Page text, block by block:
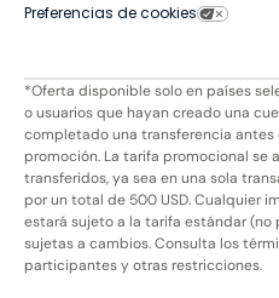
Preferencias de cookies
*Oferta disponible solo en países
o usuarios que hayan creado una
completado una transferencia
promoción. La tarifa promocional se
transferidos, ya sea en una sola
por un total de 500 USD. Cualquier
estará sujeto a la tarifa estándar (no
sujetas a cambios. Consulta los
participantes y otras restricciones.